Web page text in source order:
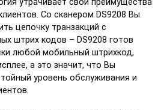
утрачивает свои преимущества
Со сканером DS9208 Вы
цепочку транзакций с
штрих кодов – DS9208 готов
любой мобильный штрихкод,
а это значит, что Вы
уровень обслуживания и